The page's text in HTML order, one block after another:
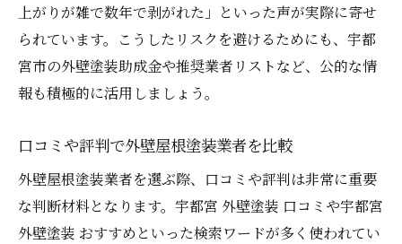
上がりが雑で数年で剥がれた」といった声が実際に寄せ
られています。こうしたリスクを避けるためにも、宇都
宮市の外壁塗装助成金や推奨業者リストなど、公的な情
報も積極的に活用しましょう。
口コミや評判で外壁屋根塗装業者を比較
外壁屋根塗装業者を選ぶ際、口コミや評判は非常に重要
な判断材料となります。宇都宮 外壁塗装 口コミや宇都宮
外壁塗装 おすすめといった検索ワードが多く使われてい